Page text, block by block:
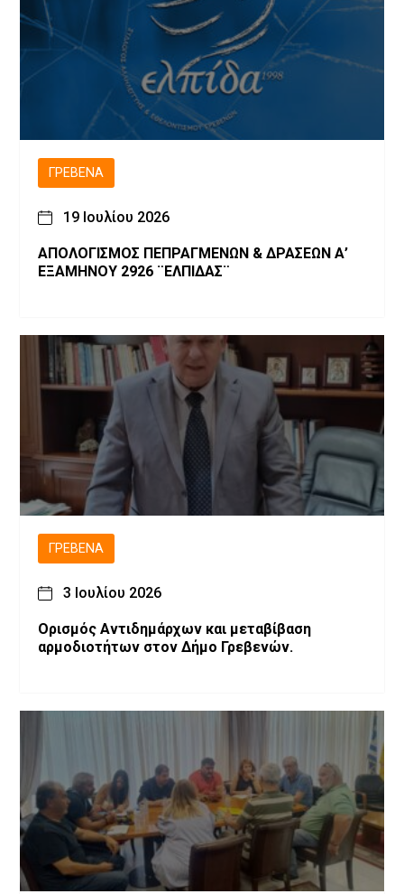
ΓΡΕΒΕΝΆ
19 Ιουλίου 2026
ΑΠΟΛΟΓΙΣΜΟΣ ΠΕΠΡΑΓΜΕΝΩΝ & ΔΡΑΣΕΩΝ Α’
ΕΞΑΜΗΝΟΥ 2926 ¨ΕΛΠΙΔΑΣ¨
ΓΡΕΒΕΝΆ
3 Ιουλίου 2026
Ορισμός Αντιδημάρχων και μεταβίβαση
αρμοδιοτήτων στον Δήμο Γρεβενών.